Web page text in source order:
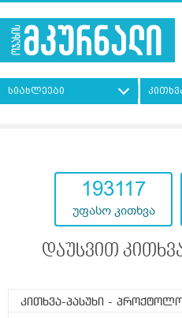
სიახლეები
193117
უფასო კითხვა
დაუსვით
კითხვა-პასუხი -